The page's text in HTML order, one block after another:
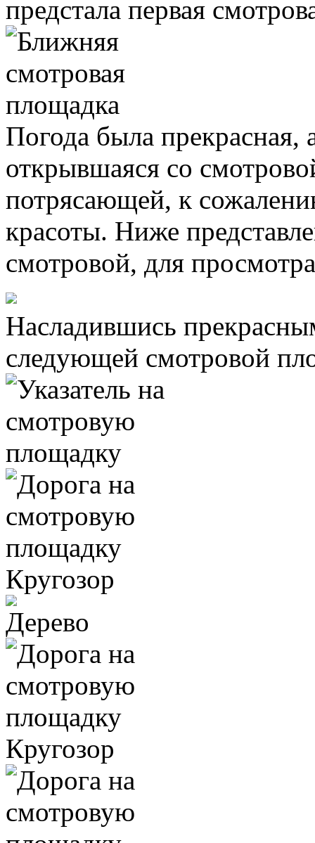
предстала первая
Погода была прекрасная,
открывшаяся со
потрясающей, к
красоты. Ниже
смотровой, для
Насладившись
следующей смотровой